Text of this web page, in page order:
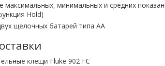
максимальных, минимальных и средних
Hold)
щелочных батарей типа АА
клещи Fluke 902 FC